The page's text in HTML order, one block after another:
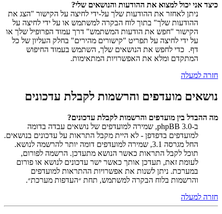
כיצד אני יכול למצוא את ההודעות והנושאים שלי?
ניתן לאחזר את ההודעות שלך על-ידי לחיצה על הקישור "הצג את
ההודעות שלך" בתוך לוח הבקרה למשתמש או על ידי לחיצה על
הקישור "חפש את הודעות המשתמש" דרך עמוד הפרופיל שלך או
על ידי לחיצה על תפריט "קישורים מהירים" בחלק העליון של כל
דף. כדי לחפש את הנושאים שלך, השתמש בעמוד החיפוש
המתקדם ומלא את האפשרויות המתאימות.
חזרה למעלה
נושאים מועדפים והרשמות לקבלת עדכונים
מה ההבדל בין מועדפים והרשמות לקבלת עדכונים?
ב-phpBB 3.0, שמירה למועדפים של נושאים עבדה בדומה
למועדפים בדפדפן - לא היית מקבל התראות על עדכונים בנושאים.
החל מגרסה 3.1, שמירה למועדפים דומה יותר להרשמה לנושא.
תוכל לקבל התראות כאשר הנושא מתעדכן. הרשמה לפורום,
לעומת זאת, תעדכן אותך כאשר ישר עדכונים לנושא או פורום
במערכת. ניתן לשנות את אפשרויות ההתראות למועדפים
והרשמות בלוח הבקרה למשתמש, תחת ״העדפות מערכת״.
חזרה למעלה